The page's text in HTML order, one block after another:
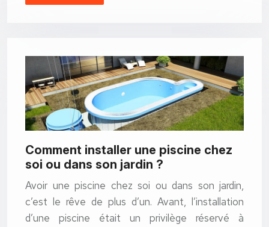
Comment installer une piscine chez
soi ou dans son jardin ?
Avoir une piscine chez soi ou dans son jardin,
c’est le rêve de plus d’un. Avant, l’installation
d’une piscine était un privilège réservé à